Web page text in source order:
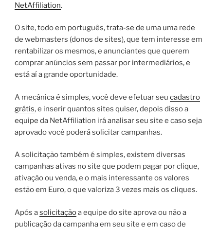
NetAffiliation.
O site, todo em português, trata-se de uma uma rede
de webmasters (donos de sites), que tem interesse em
rentabilizar os mesmos, e anunciantes que querem
comprar anúncios sem passar por intermediários, e
está aí a grande oportunidade.
A mecânica é simples, você deve efetuar seu cadastro
grátis, e inserir quantos sites quiser, depois disso a
equipe da NetAffiliation irá analisar seu site e caso seja
aprovado você poderá solicitar campanhas.
A solicitação também é simples, existem diversas
campanhas ativas no site que podem pagar por clique,
ativação ou venda, e o mais interessante os valores
estão em Euro, o que valoriza 3 vezes mais os cliques.
Após asolicitaçãoa equipe do site aprova ou não a
publicação da campanha em seu site e em caso de